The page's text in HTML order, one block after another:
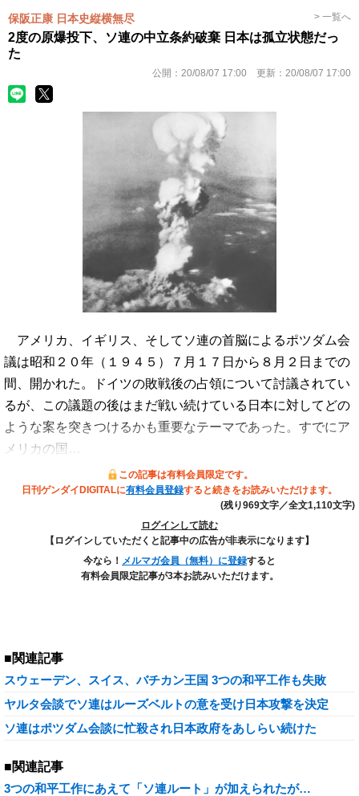
保阪正康 日本史縦横無尽 > 一覧へ
2度の原爆投下、ソ連の中立条約破棄 日本は孤立状態だっ
た
公開： 20/08/07 17:00 更新： 20/08/07 17:00
アメリカ、イギリス、そしてソ連の首脳によるポツダム会
議は昭和２０年（１９４５）７月１７日から８月２日までの
間、開かれた。ドイツの敗戦後の占領について討議されてい
るが、この議題の後はまだ戦い続けている日本に対してどの
ような案を突きつけるかも重要なテーマであった。すでにア
メリカの国…
この記事は有料会員限定です。
日刊ゲンダイDIGITALに有料会員登録すると続きをお読みいただけます。
(残り969文字／全文1,110文字)
ログインして読む
【ログインしていただくと記事中の広告が非表示になります】
今なら！ メルマガ会員（無料）に登録すると
有料会員限定記事が3本お読みいただけます。
■関連記事
スウェーデン、スイス、バチカン王国 3つの和平工作も失敗
ヤルタ会談でソ連はルーズベルトの意を受け日本攻撃を決定
ソ連はポツダム会談に忙殺され日本政府をあしらい続けた
■関連記事
3つの和平工作にあえて「ソ連ルート」が加えられたが…